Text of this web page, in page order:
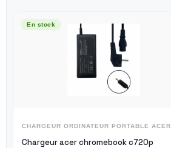
En stock
CHARGEUR ORDINATEUR PORTABLE ACER
Chargeur acer chromebook c720p